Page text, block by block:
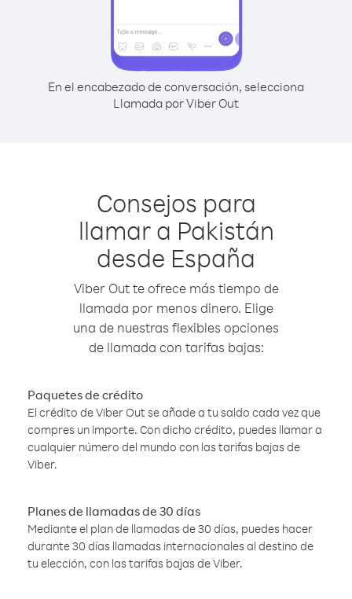
En el encabezado de conversación, selecciona
Llamada por Viber Out
Consejos para
llamar a Pakistán
desde España
Viber Out te ofrece más tiempo de
llamada por menos dinero. Elige
una de nuestras flexibles opciones
de llamada con tarifas bajas:
Paquetes de crédito
El crédito de Viber Out se añade a tu saldo cada vez que
compres un importe. Con dicho crédito, puedes llamar a
cualquier número del mundo con las tarifas bajas de
Viber.
Planes de llamadas de 30 días
Mediante el plan de llamadas de 30 días, puedes hacer
durante 30 días llamadas internacionales al destino de
tu elección, con las tarifas bajas de Viber.